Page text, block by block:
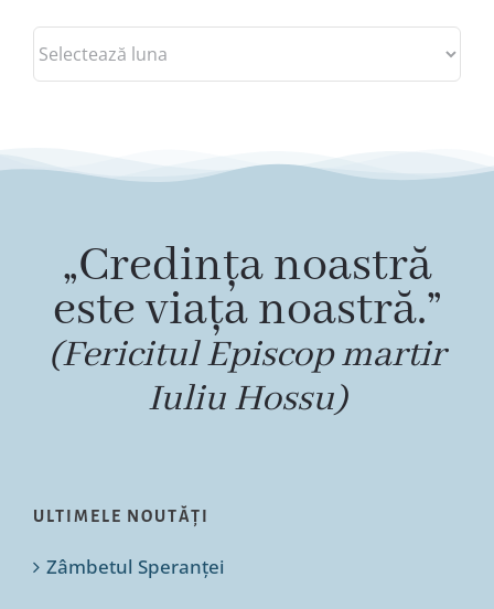
Arhive
„Credința noastră
este viața noastră.”
(Fericitul Episcop martir
Iuliu Hossu)
ULTIMELE NOUTĂȚI
Zâmbetul Speranței